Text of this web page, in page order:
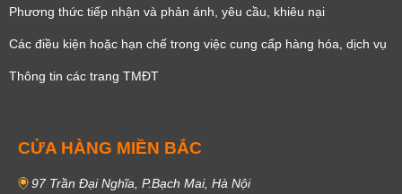
Phương thức tiếp nhận và phản ánh, yêu cầu, khiêu nại
Các điều kiện hoặc hạn chế trong việc cung cấp hàng hóa, dịch vụ
Thông tin các trang TMĐT
CỬA HÀNG MIỀN BẮC
97 Trần Đại Nghĩa, P.Bạch Mai, Hà Nội